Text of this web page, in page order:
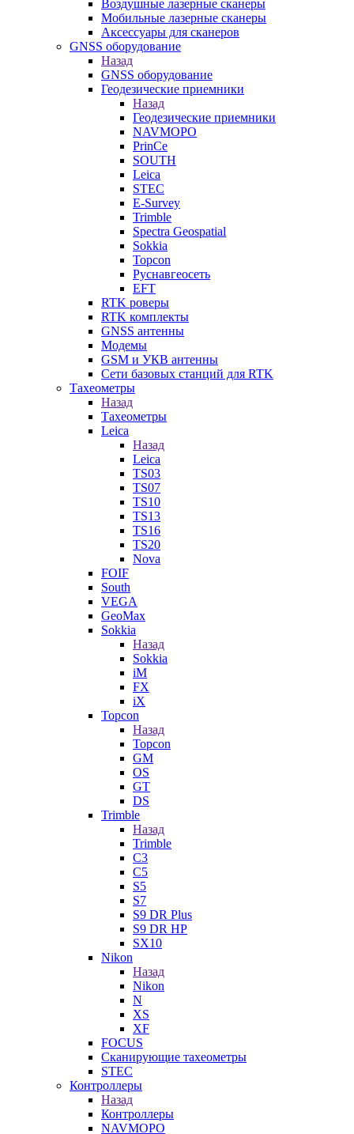
Воздушные лазерные сканеры
Мобильные лазерные сканеры
Аксессуары для сканеров
GNSS оборудование
Назад
GNSS оборудование
Геодезические приемники
Назад
Геодезические приемники
NAVMOPO
PrinCe
SOUTH
Leica
STEC
E-Survey
Trimble
Spectra Geospatial
Sokkia
Topcon
Руснавгеосеть
EFT
RTK роверы
RTK комплекты
GNSS антенны
Модемы
GSM и УКВ антенны
Сети базовых станций для RTK
Тахеометры
Назад
Тахеометры
Leica
Назад
Leica
TS03
TS07
TS10
TS13
TS16
TS20
Nova
FOIF
South
VEGA
GeoMax
Sokkia
Назад
Sokkia
iM
FX
iX
Topcon
Назад
Topcon
GM
OS
GT
DS
Trimble
Назад
Trimble
C3
C5
S5
S7
S9 DR Plus
S9 DR HP
SX10
Nikon
Назад
Nikon
N
XS
XF
FOCUS
Сканирующие тахеометры
STEC
Контроллеры
Назад
Контроллеры
NAVMOPO